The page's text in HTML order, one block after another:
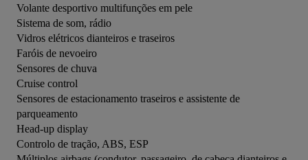
Volante desportivo multifunções em pele
Sistema de som, rádio
Vidros elétricos dianteiros e traseiros
Faróis de nevoeiro
Sensores de chuva
Cruise control
Sensores de estacionamento traseiros e assistente de
parqueamento
Head-up display
Controlo de tração, ABS, ESP